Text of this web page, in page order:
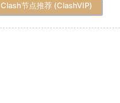
Clash节点推荐 (ClashVIP)